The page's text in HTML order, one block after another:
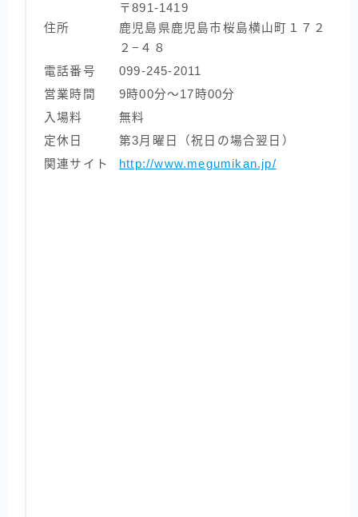
住所
〒891-1419
鹿児島県鹿児島市桜島横山町１７２
２−４８
電話番号
099-245-2011
営業時間
9時00分～17時00分
入場料
無料
定休日
第3月曜日（祝日の場合翌日）
関連サイト
http://www.megumikan.jp/